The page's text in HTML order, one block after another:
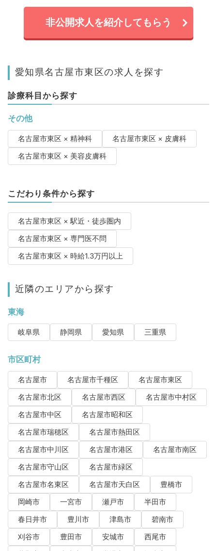
非公開求人を紹介してもらう
愛知県名古屋市東区の求人を探す
診療科目から探す
その他
名古屋市東区 × 精神科
名古屋市東区 × 皮膚科
名古屋市東区 × 美容皮膚科
こだわり条件から探す
名古屋市東区 × 駅近・徒歩圏内
名古屋市東区 × 専門医不問
名古屋市東区 × 時給1.3万円以上
近隣のエリアから探す
東海
岐阜県 静岡県 愛知県 三重県
市区町村
名古屋市 名古屋市千種区
名古屋市東区
名古屋市北区
名古屋市西区
名古屋市中村区
名古屋市中区
名古屋市昭和区
名古屋市瑞穂区
名古屋市熱田区
名古屋市中川区
名古屋市港区
名古屋市南区
名古屋市守山区
名古屋市緑区
名古屋市名東区
名古屋市天白区
豊橋市
岡崎市
一宮市 瀬戸市
半田市
春日井市
豊川市 津島市
碧南市
刈谷市
豊田市 安城市
西尾市